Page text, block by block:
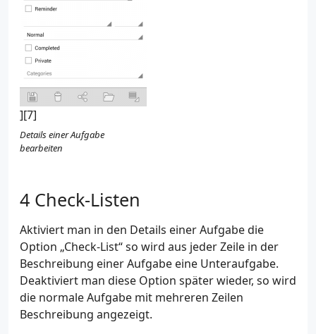
][7]
Details einer Aufgabe
bearbeiten
Check-Listen
Aktiviert man in den Details einer Aufgabe die
Option „Check-List“ so wird aus jeder Zeile in der
Beschreibung einer Aufgabe eine Unteraufgabe.
Deaktiviert man diese Option später wieder, so wird
die normale Aufgabe mit mehreren Zeilen
Beschreibung angezeigt.